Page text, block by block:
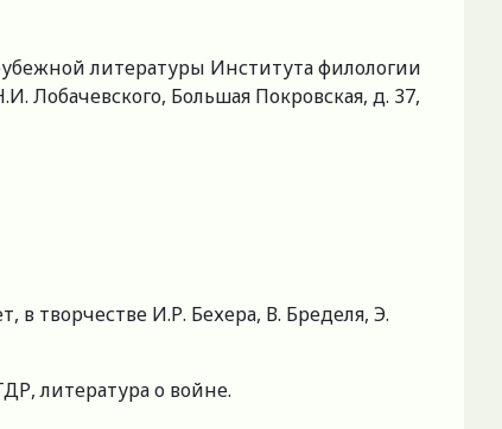
литературы Института филологии
Большая Покровская, д. 37,
творчестве И.Р. Бехера, В. Бределя, Э.
литература о войне.